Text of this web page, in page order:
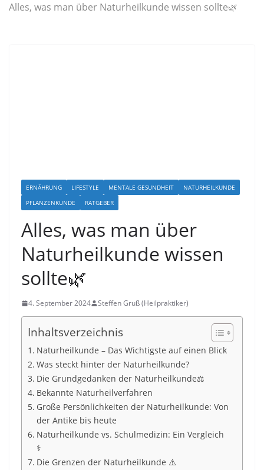
Alles, was man über Naturheilkunde wissen sollte🌿
ERNÄHRUNG LIFESTYLE MENTALE GESUNDHEIT
NATURHEILKUNDE
PFLANZENKUNDE
RATGEBER
Alles, was man über
Naturheilkunde wissen
sollte🌿
4. September 2024 Steffen Gruß (Heilpraktiker)
Inhaltsverzeichnis
Naturheilkunde – Das Wichtigste auf einen Blick
Was steckt hinter der Naturheilkunde?
Die Grundgedanken der Naturheilkunde⚖️
Bekannte Naturheilverfahren
Große Persönlichkeiten der Naturheilkunde: Von
der Antike bis heute
Naturheilkunde vs. Schulmedizin: Ein Vergleich
⚕️
Die Grenzen der Naturheilkunde ⚠️